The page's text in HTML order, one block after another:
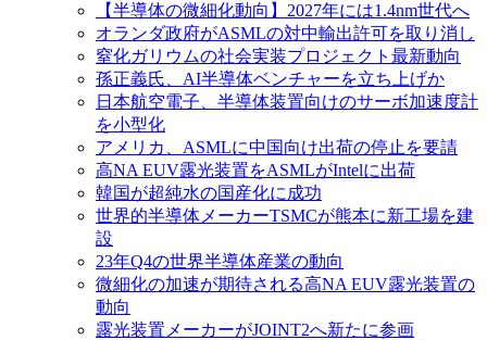
【半導体の微細化動向】2027年には1.4nm世代へ
オランダ政府がASMLの対中輸出許可を取り消し
窒化ガリウムの社会実装プロジェクト最新動向
孫正義氏、AI半導体ベンチャーを立ち上げか
日本航空電子、半導体装置向けのサーボ加速度計
を小型化
アメリカ、ASMLに中国向け出荷の停止を要請
高NA EUV露光装置をASMLがIntelに出荷
韓国が超純水の国産化に成功
世界的半導体メーカーTSMCが熊本に新工場を建
設
23年Q4の世界半導体産業の動向
微細化の加速が期待される高NA EUV露光装置の
動向
露光装置メーカーがJOINT2へ新たに参画